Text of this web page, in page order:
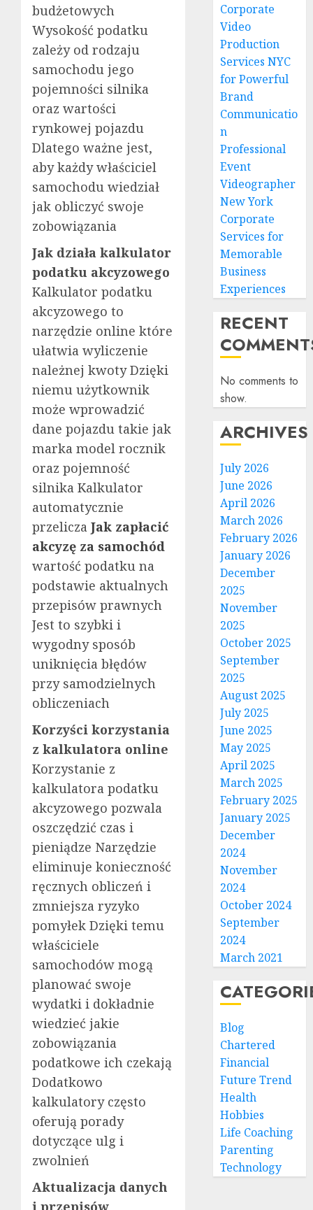
budżetowych
Wysokość podatku
zależy od rodzaju
samochodu jego
pojemności silnika
oraz wartości
rynkowej pojazdu
Dlatego ważne jest,
aby każdy właściciel
samochodu wiedział
jak obliczyć swoje
zobowiązania
Jak działa kalkulator
podatku akcyzowego
Kalkulator podatku
akcyzowego to
narzędzie online które
ułatwia wyliczenie
należnej kwoty Dzięki
niemu użytkownik
może wprowadzić
dane pojazdu takie jak
marka model rocznik
oraz pojemność
silnika Kalkulator
automatycznie
przelicza Jak zapłacić
akcyzę za samochód
wartość podatku na
podstawie aktualnych
przepisów prawnych
Jest to szybki i
wygodny sposób
uniknięcia błędów
przy samodzielnych
obliczeniach
Korzyści korzystania
z kalkulatora online
Korzystanie z
kalkulatora podatku
akcyzowego pozwala
oszczędzić czas i
pieniądze Narzędzie
eliminuje konieczność
ręcznych obliczeń i
zmniejsza ryzyko
pomyłek Dzięki temu
właściciele
samochodów mogą
planować swoje
wydatki i dokładnie
wiedzieć jakie
zobowiązania
podatkowe ich czekają
Dodatkowo
kalkulatory często
oferują porady
dotyczące ulg i
zwolnień
Aktualizacja danych
i przepisów
Corporate
Video
Production
Services NYC
for Powerful
Brand
Communicatio
n
Professional
Event
Videographer
New York
Corporate
Services for
Memorable
Business
Experiences
RECENT
No comments to
show.
ARCHIVES
July 2026
June 2026
April 2026
March 2026
February 2026
January 2026
December
2025
November
2025
October 2025
September
2025
August 2025
July 2025
June 2025
May 2025
April 2025
March 2025
February 2025
January 2025
December
2024
November
2024
October 2024
September
2024
March 2021
Blog
Chartered
Financial
Future Trend
Health
Hobbies
Life Coaching
Parenting
Technology